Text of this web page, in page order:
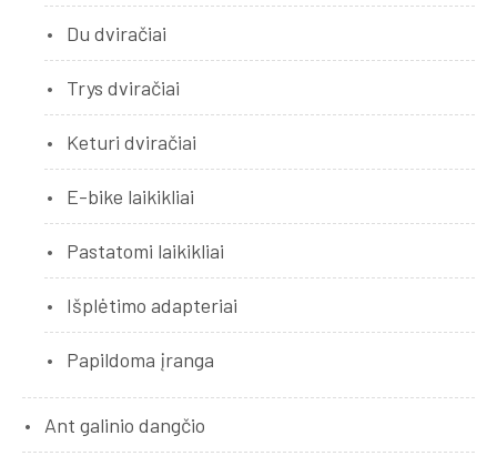
Du dviračiai
Trys dviračiai
Keturi dviračiai
E-bike laikikliai
Pastatomi laikikliai
Išplėtimo adapteriai
Papildoma įranga
Ant galinio dangčio